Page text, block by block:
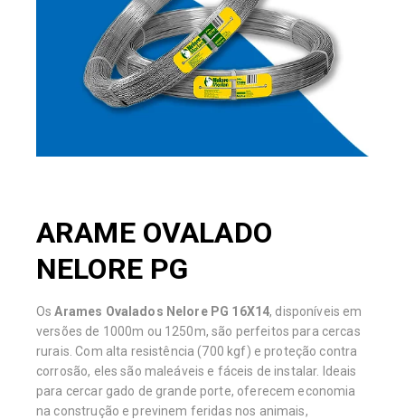
ARAME OVALADO
NELORE PG
OsArames Ovalados Nelore PG 16X14, disponíveis em
versões de 1000m ou 1250m, são perfeitos para cercas
rurais. Com alta resistência (700 kgf) e proteção contra
corrosão, eles são maleáveis e fáceis de instalar. Ideais
para cercar gado de grande porte, oferecem economia
na construção e previnem feridas nos animais,